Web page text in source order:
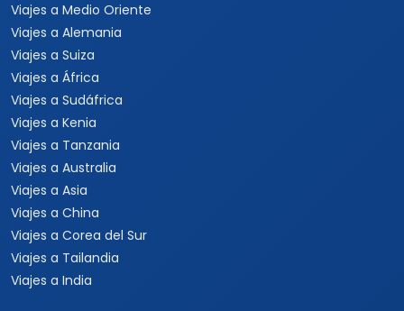
Viajes a Medio Oriente
Viajes a Alemania
Viajes a Suiza
Viajes a África
Viajes a Sudáfrica
Viajes a Kenia
Viajes a Tanzania
Viajes a Australia
Viajes a Asia
Viajes a China
Viajes a Corea del Sur
Viajes a Tailandia
Viajes a India